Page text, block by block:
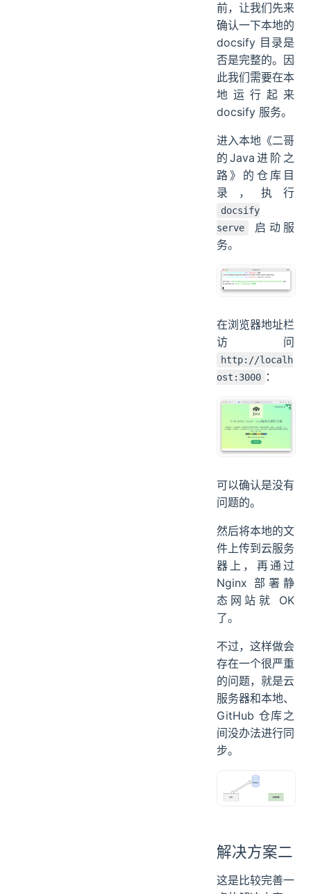
态网站。
在上传服务器之
前，让我们先来
确认一下本地的
docsify 目录是
否是完整的。因
此我们需要在本
地运行起来
docsify 服务。
进入本地《二哥
的Java进阶之
路》的仓库目
录，执行
docsify
serve 启动服
务。
在浏览器地址栏
访问
http://localh
ost:3000 ：
可以确认是没有
问题的。
然后将本地的文
件上传到云服务
器上，再通过
Nginx 部署静
态网站就 OK
了。
不过，这样做会
存在一个很严重
的问题，就是云
服务器和本地、
GitHub 仓库之
间没办法进行同
步。